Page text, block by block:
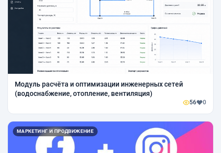
Модуль расчёта и оптимизации инженерных сетей
(водоснабжение, отопление, вентиляция)
56 0
МАРКЕТИНГ И ПРОДВИЖЕНИЕ